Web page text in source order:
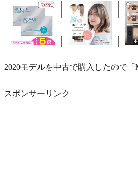
2020モデルを中古で購入したので
スポンサーリンク